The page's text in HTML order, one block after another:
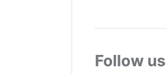
Follow us